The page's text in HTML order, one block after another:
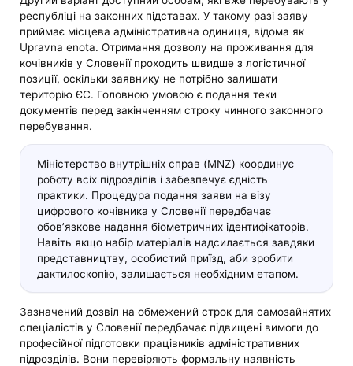
республіці на законних підставах. У такому разі заяву
приймає місцева адміністративна одиниця, відома як
Upravna enota. Отримання дозволу на проживання для
кочівників у Словенії проходить швидше з логістичної
позиції, оскільки заявнику не потрібно залишати
територію ЄС. Головною умовою є подання теки
документів перед закінченням строку чинного законного
перебування.
Міністерство внутрішніх справ (MNZ) координує
роботу всіх підрозділів і забезпечує єдність
практики. Процедура подання заяви на візу
цифрового кочівника у Словенії передбачає
обов’язкове надання біометричних ідентифікаторів.
Навіть якщо набір матеріалів надсилається завдяки
представництву, особистий приїзд, аби зробити
дактилоскопію, залишається необхідним етапом.
Зазначений дозвіл на обмежений строк для самозайнятих
спеціалістів у Словенії передбачає підвищені вимоги до
професійної підготовки працівників адміністративних
підрозділів. Вони перевіряють формальну наявність